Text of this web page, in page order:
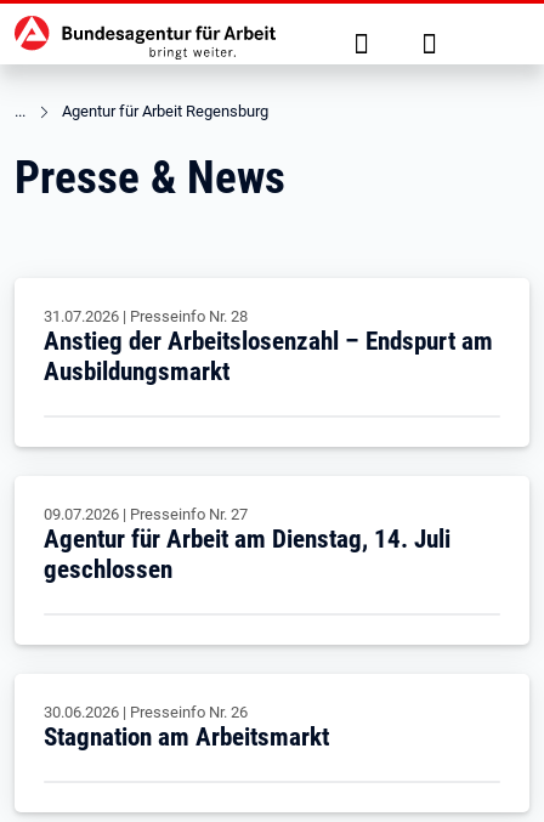
zu den Hauptinhalten springen
Hauptnavigation Suche Anmelden
Agentur für Arbeit Regensburg
Presse & News
31.07.2026 | Presseinfo Nr. 28
Anstieg der Arbeitslosenzahl – Endspurt am
Ausbildungsmarkt
09.07.2026 | Presseinfo Nr. 27
Agentur für Arbeit am Dienstag, 14. Juli
geschlossen
30.06.2026 | Presseinfo Nr. 26
Stagnation am Arbeitsmarkt